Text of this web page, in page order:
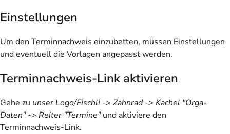
Einstellungen
Um den Terminnachweis einzubetten, müssen Einstellungen
und eventuell die Vorlagen angepasst werden.
Terminnachweis-Link aktivieren
Gehe zu unser Logo/Fischli -> Zahnrad -> Kachel "Orga-
Daten" -> Reiter "Termine"und aktiviere den
Terminnachweis-Link.